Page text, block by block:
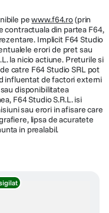
pewww.f64.ro(prin
contractuala din partea F64,
Implicit F64 Studio
erori de pret sau
la nicio actiune. Preturile si
catre F64 Studio SRL pot
influentat de factori externi
disponibilitatea
F64 Studio S.R.L. isi
sau erori in afisare care
lipsa de acuratete
in prealabil.